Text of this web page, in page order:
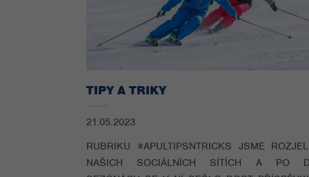
TIPY A TRIKY
21.05.2023
RUBRIKU #APULTIPSNTRICKS JSME
NAŠICH SOCIÁLNÍCH SÍTÍCH A PO